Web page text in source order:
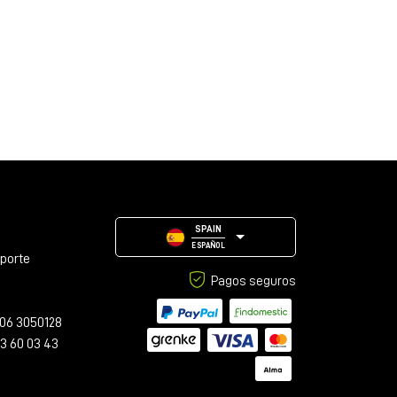
3050128
60 03 43
SPAIN
ESPAÑOL
Pagos seguros